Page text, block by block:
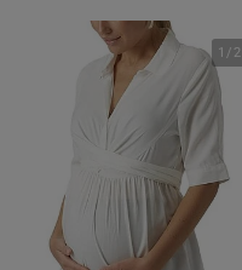
1 / 2